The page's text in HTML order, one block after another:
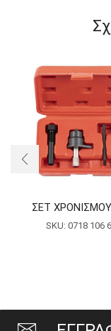
ΣΕΤ
SKU: 0718 106